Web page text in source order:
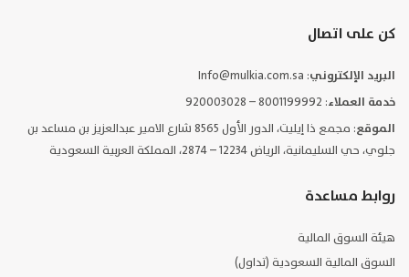
كن على اتصال
البريد الإلكتروني: Info@mulkia.com.sa
خدمة العملاء: 8001199992 – 920003028
الموقع
: مجمع ذا إيليت، الدور الأول 8565 شارع الامير عبدالعزيز بن مساعد بن
جلوي، حي السليمانية، الرياض 12234 – 2874، المملكة العربية السعودية
روابط مساعدة
هيئة السوق المالية
السوق المالية السعودية (تداول)